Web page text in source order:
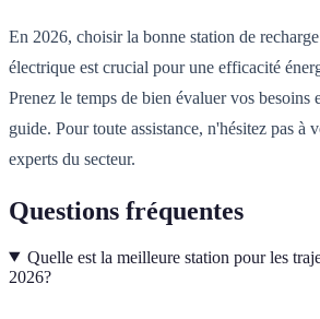
En 2026, choisir la bonne station de
électrique est crucial pour une efficacité
Prenez le temps de bien évaluer vos besoins
guide. Pour toute assistance, n'hésitez pas à
experts du secteur.
Questions fréquentes
Quelle est la meilleure station pour les
2026?